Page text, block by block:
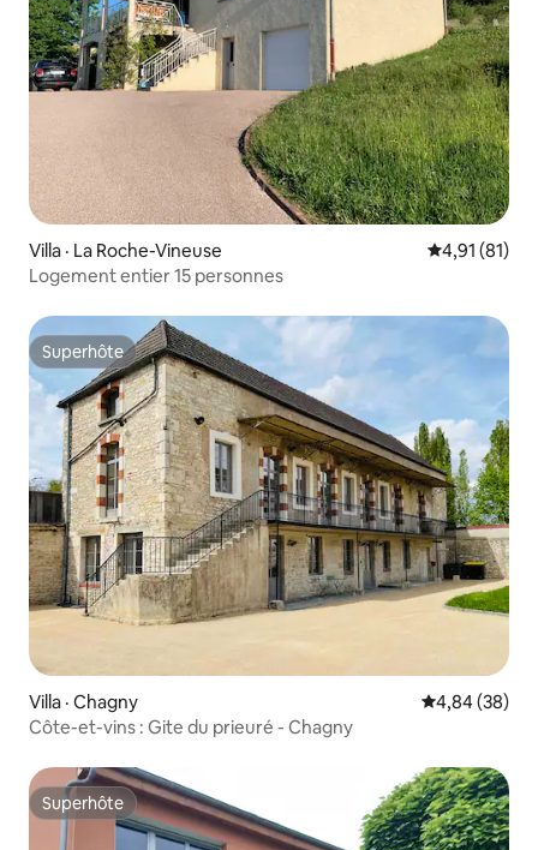
Villa · La Roche-Vineuse Note
4,91 (81)
Logement entier 15 personnes
Superhôte
Superhôte
Villa · Chagny Note
4,84 (38)
Côte-et-vins : Gite du prieuré - Chagny
Superhôte
Superhôte